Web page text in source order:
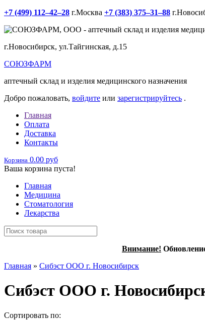
+7 (499) 112‒42‒28 г.Москва +7 (383) 375‒31‒88
г.Новосибирск, ул.Тайгинская, д.15
СОЮЗФАРМ
аптечный склад и изделия медицинского назначения
Добро пожаловать, войдите или зарегистрируйтесь .
Главная
Оплата
Доставка
Контакты
Корзина 0.00 руб
Ваша корзина пуста!
Главная
Медицина
Стоматология
Лекарства
Внимание!
Главная » Сибэст ООО г. Новосибирск
Сибэст ООО г.
Сортировать по: